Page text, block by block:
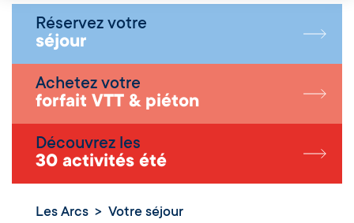
Réservez votre
séjour
Achetez votre
forfait VTT & piéton
Découvrez les
30 activités été
Les Arcs
Votre séjour